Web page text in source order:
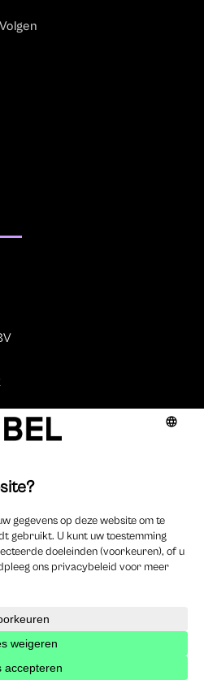
Volgen
byWisemen
Disclaimer–